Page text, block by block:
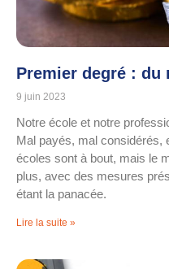
Premier degré : du
9 juin 2023
Notre école et notre
Mal payés, mal considérés,
écoles sont à bout, mais le
plus, avec des mesures
étant la panacée.
Lire la suite »